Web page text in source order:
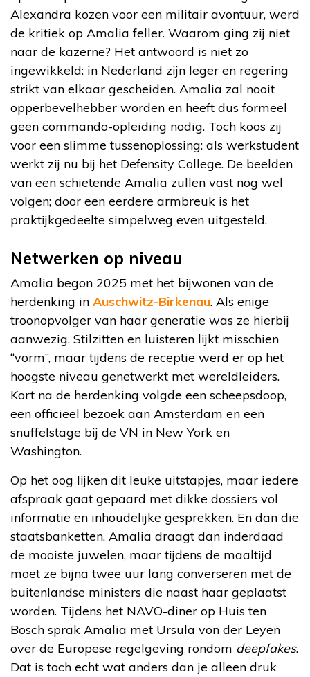
Alexandra kozen voor een militair avontuur, werd
de kritiek op Amalia feller. Waarom ging zij niet
naar de kazerne? Het antwoord is niet zo
ingewikkeld: in Nederland zijn leger en regering
strikt van elkaar gescheiden. Amalia zal nooit
opperbevelhebber worden en heeft dus formeel
geen commando-opleiding nodig. Toch koos zij
voor een slimme tussenoplossing: als werkstudent
werkt zij nu bij het Defensity College. De beelden
van een schietende Amalia zullen vast nog wel
volgen; door een eerdere armbreuk is het
praktijkgedeelte simpelweg even uitgesteld.
Netwerken op niveau
Amalia begon 2025 met het bijwonen van de
herdenking in Auschwitz-Birkenau. Als enige
troonopvolger van haar generatie was ze hierbij
aanwezig. Stilzitten en luisteren lijkt misschien
“vorm”, maar tijdens de receptie werd er op het
hoogste niveau genetwerkt met wereldleiders.
Kort na de herdenking volgde een scheepsdoop,
een officieel bezoek aan Amsterdam en een
snuffelstage bij de VN in New York en
Washington.
Op het oog lijken dit leuke uitstapjes, maar iedere
afspraak gaat gepaard met dikke dossiers vol
informatie en inhoudelijke gesprekken. En dan die
staatsbanketten. Amalia draagt dan inderdaad
de mooiste juwelen, maar tijdens de maaltijd
moet ze bijna twee uur lang converseren met de
buitenlandse ministers die naast haar geplaatst
worden. Tijdens het NAVO-diner op Huis ten
Bosch sprak Amalia met Ursula von der Leyen
over de Europese regelgeving rondom deepfakes.
Dat is toch echt wat anders dan je alleen druk